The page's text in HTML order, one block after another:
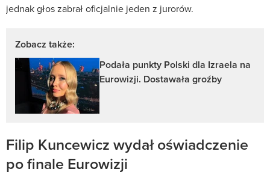
jednak głos zabrał oficjalnie jeden z jurorów.
Zobacz także:
Podała punkty Polski dla Izraela na
Eurowizji. Dostawała groźby
Filip Kuncewicz wydał oświadczenie
po finale Eurowizji